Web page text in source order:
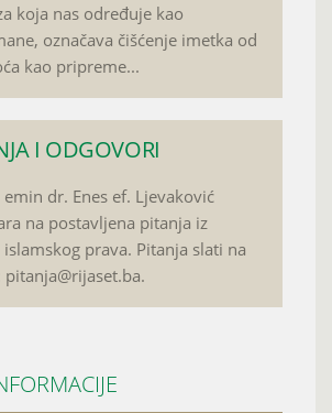
koja nas određuje kao
označava čišćenje imetka od
kao pripreme...
I ODGOVORI
emin dr. Enes ef. Ljevaković
na postavljena pitanja iz
prava. Pitanja slati na
pitanja@rijaset.ba.